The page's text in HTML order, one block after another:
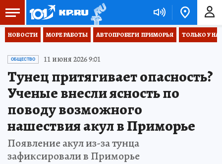
НОВОСТИ МОРЕ РАБОТЫ АВТОПРОБЕГИ  ПРИМОРЬЯ ТОЛЬКО У
ОБЩЕСТВО 11 июня 2026 9:01
Тунец притягивает опасность?
Ученые внесли ясность по
поводу возможного
нашествия акул в Приморье
Появление акул из-за тунца
зафиксировали в Приморье